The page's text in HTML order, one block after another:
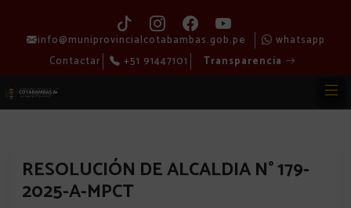
info@muniprovincialcotabambas.gob.pe
whatsapp
Contactar
+51 91447101 Transparencia
RESOLUCIÓN DE ALCALDIA N° 179-
2025-A-MPCT